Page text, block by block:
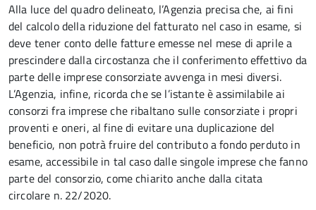
Alla luce del quadro delineato, l’Agenzia precisa che, ai fini
del calcolo della riduzione del fatturato nel caso in esame, si
deve tener conto delle fatture emesse nel mese di aprile a
prescindere dalla circostanza che il conferimento effettivo da
parte delle imprese consorziate avvenga in mesi diversi.
L’Agenzia, infine, ricorda che se l’istante è assimilabile ai
consorzi fra imprese che ribaltano sulle consorziate i propri
proventi e oneri, al fine di evitare una duplicazione del
beneficio, non potrà fruire del contributo a fondo perduto in
esame, accessibile in tal caso dalle singole imprese che fanno
parte del consorzio, come chiarito anche dalla citata
circolare n. 22/2020.